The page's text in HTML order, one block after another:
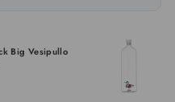
Big Vesipullo